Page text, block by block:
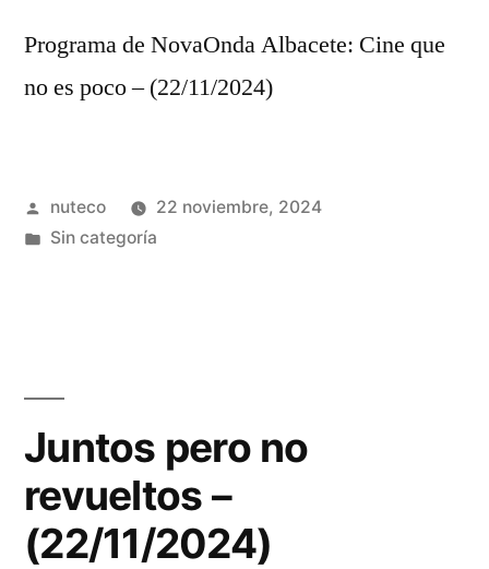
Programa de NovaOnda Albacete: Cine que
no es poco – (22/11/2024)
Publicada
por
nuteco
22 noviembre, 2024
Publicada
Sin categoría
Juntos pero no
revueltos –
(22/11/2024)